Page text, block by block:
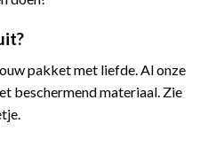
pakket met liefde. Al onze
beschermend materiaal. Zie